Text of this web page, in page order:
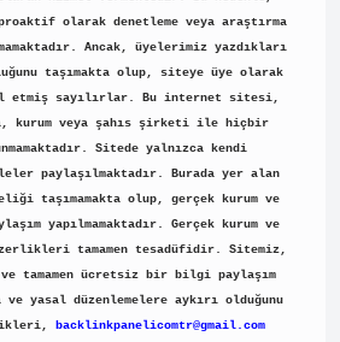
olarak denetleme veya araştırma
Ancak, üyelerimiz yazdıkları
taşımakta olup, siteye üye olarak
etmiş sayılırlar. Bu internet sitesi,
kurum veya şahıs şirketi ile hiçbir
Sitede yalnızca kendi
paylaşılmaktadır. Burada yer alan
taşımamakta olup, gerçek kurum ve
yapılmamaktadır. Gerçek kurum ve
tamamen tesadüfidir. Sitemiz,
ve tamamen ücretsiz bir bilgi paylaşım
ve yasal düzenlemelere aykırı olduğunu
backlinkpanelicomtr@gmail.com